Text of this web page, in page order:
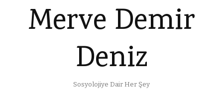
Merve Demir
Deniz
Sosyolojiye Dair Her Şey